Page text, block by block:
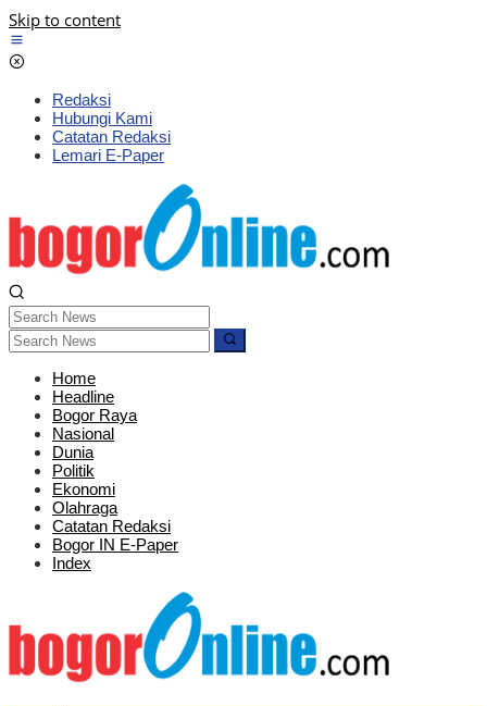
Skip to content
Redaksi
Hubungi Kami
Catatan Redaksi
Lemari E-Paper
Home
Headline
Bogor Raya
Nasional
Dunia
Politik
Ekonomi
Olahraga
Catatan Redaksi
Bogor IN E-Paper
Index